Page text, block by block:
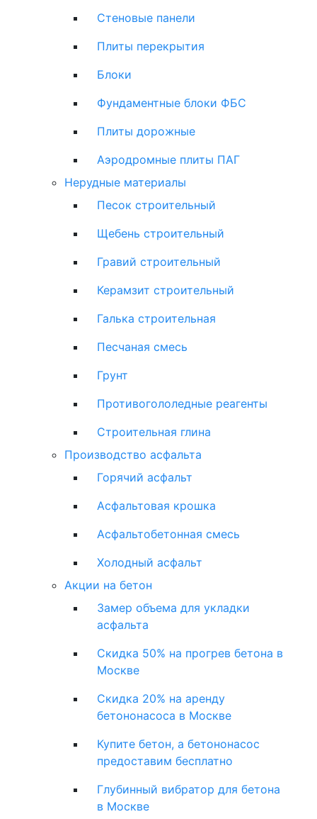
Стеновые панели
Плиты перекрытия
Блоки
Фундаментные блоки ФБС
Плиты дорожные
Аэродромные плиты ПАГ
Нерудные материалы
Песок строительный
Щебень строительный
Гравий строительный
Керамзит строительный
Галька строительная
Песчаная смесь
Грунт
Противогололедные реагенты
Строительная глина
Производство асфальта
Горячий асфальт
Асфальтовая крошка
Асфальтобетонная смесь
Холодный асфальт
Акции на бетон
Замер объема для укладки
асфальта
Скидка 50% на прогрев бетона в
Москве
Скидка 20% на аренду
бетононасоса в Москве
Купите бетон, а бетононасос
предоставим бесплатно
Глубинный вибратор для бетона
в Москве